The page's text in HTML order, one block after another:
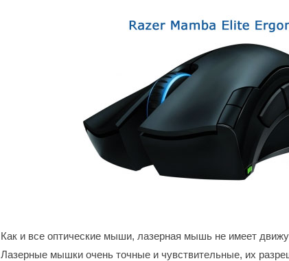
Как и все оптические мыши, лазерная мышь не имеет
Лазерные мышки очень точные и чувствительные, их